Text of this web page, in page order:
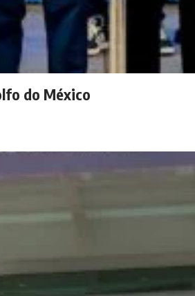
do México